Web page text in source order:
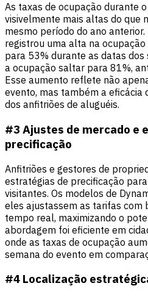
As taxas de ocupação durante
visivelmente mais altas do que
mesmo período do ano
registrou uma alta na
para 53% durante as datas dos
a ocupação saltar para 81%,
Esse aumento reflete não
evento, mas também a eficácia
dos anfitriões de aluguéis.
#3 Ajustes de mercado e
precificação
Anfitriões e gestores de
estratégias de precificação
visitantes. Os modelos de
eles ajustassem as tarifas com
tempo real, maximizando o
abordagem foi eficiente em
onde as taxas de ocupação
semana do evento em
#4 Localização